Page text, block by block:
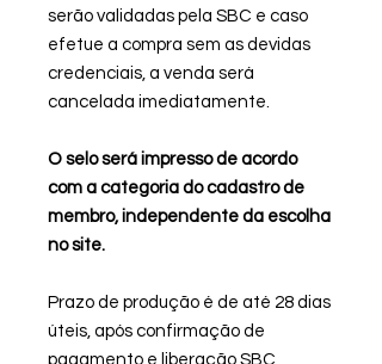
serão validadas pela SBC e caso
efetue a compra sem as devidas
credenciais, a venda será
cancelada imediatamente.
O selo será impresso de acordo
com a categoria do cadastro de
membro, independente da escolha
no site.
Prazo de produção é de até 28 dias
úteis, após confirmação de
pagamento e liberação SBC